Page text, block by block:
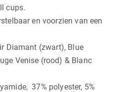
cups.
en voorzien van een
Diamant (zwart), Blue
Venise (rood) & Blanc
37% polyester, 5%